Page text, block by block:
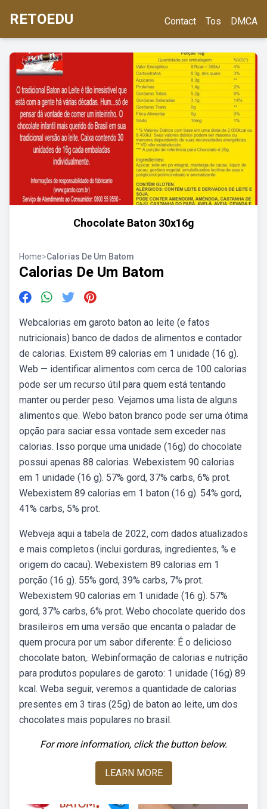
RETOEDU Contact Tos DMCA
Chocolate Baton 30x16g
Home>Calorias De Um Batom
Calorias De Um Batom
Webcalorias em garoto baton ao leite (e fatos
nutricionais) banco de dados de alimentos e contador
de calorias. Existem 89 calorias em 1 unidade (16 g).
Web — identificar alimentos com cerca de 100 calorias
pode ser um recurso útil para quem está tentando
manter ou perder peso. Vejamos uma lista de alguns
alimentos que. Webo baton branco pode ser uma ótima
opção para saciar essa vontade sem exceder nas
calorias. Isso porque uma unidade (16g) do chocolate
possui apenas 88 calorias. Webexistem 90 calorias
em 1 unidade (16 g). 57% gord, 37% carbs, 6% prot.
Webexistem 89 calorias em 1 baton (16 g). 54% gord,
41% carbs, 5% prot.
Webveja aqui a tabela de 2022, com dados atualizados
e mais completos (inclui gorduras, ingredientes, % e
origem do cacau). Webexistem 89 calorias em 1
porção (16 g). 55% gord, 39% carbs, 7% prot.
Webexistem 90 calorias em 1 unidade (16 g). 57%
gord, 37% carbs, 6% prot. Webo chocolate querido dos
brasileiros em uma versão que encanta o paladar de
quem procura por um sabor diferente: É o delicioso
chocolate baton,. Webinformação de calorias e nutrição
para produtos populares de garoto: 1 unidade (16g) 89
kcal. Weba seguir, veremos a quantidade de calorias
presentes em 3 tiras (25g) de baton ao leite, um dos
chocolates mais populares no brasil.
For more information, click the button below.
LEARN MORE